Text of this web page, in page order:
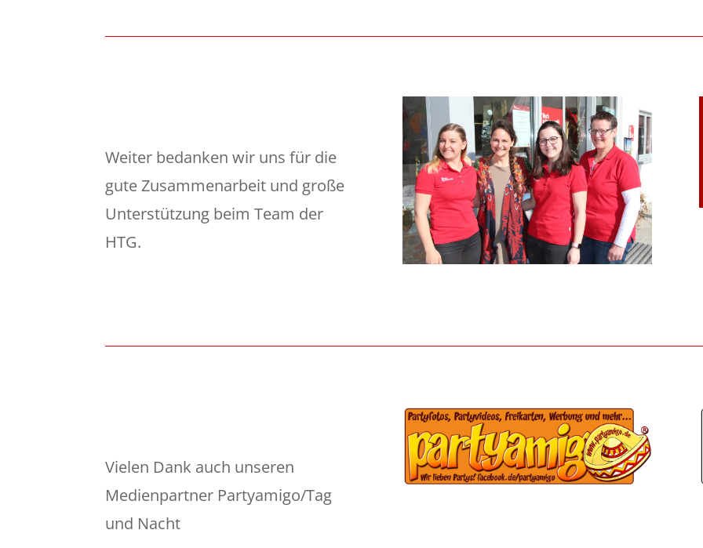
Weiter bedanken wir uns für die
gute Zusammenarbeit und große
Unterstützung beim Team der
HTG.
Vielen Dank auch unseren
Medienpartner Partyamigo/Tag
und Nacht